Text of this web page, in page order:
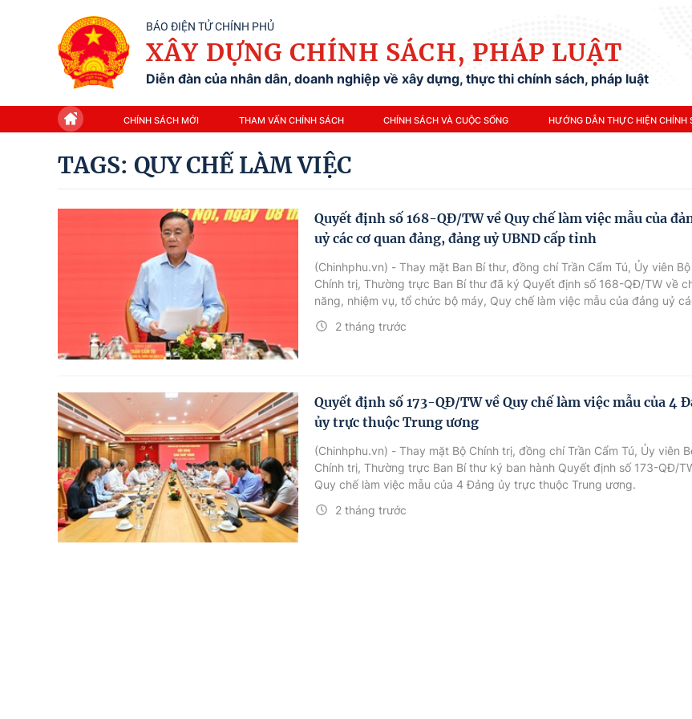
BÁO ĐIỆN TỬ CHÍNH PHỦ
XÂY DỰNG CHÍNH SÁCH, PHÁP LUẬT
Diễn đàn của nhân dân, doanh nghiệp về xây dựng, thực thi chính sách, pháp luật
CHÍNH SÁCH MỚI THAM VẤN CHÍNH SÁCH CHÍNH SÁCH VÀ CUỘC SỐNG HƯỚNG DẪN THỰC HIỆN CHÍNH
TAGS: QUY CHẾ LÀM VIỆC
Quyết định số 168-QĐ/TW về Quy chế làm việc mẫu của
uỷ các cơ quan đảng, đảng uỷ UBND cấp tỉnh
2 tháng trước
(Chinhphu.vn) - Thay mặt Ban Bí thư, đồng chí Trần Cẩm Tú, Ủy viên Bộ
Chính trị, Thường trực Ban Bí thư đã ký Quyết định số 168-QĐ/TW về
năng, nhiệm vụ, tổ chức bộ máy, Quy chế làm việc mẫu của đảng uỷ
quan đảng, đảng uỷ UBND cấp tỉnh.
Quyết định số 173-QĐ/TW về Quy chế làm việc mẫu của 4
ủy trực thuộc Trung ương
2 tháng trước
(Chinhphu.vn) - Thay mặt Bộ Chính trị, đồng chí Trần Cẩm Tú, Ủy viên
Chính trị, Thường trực Ban Bí thư ký ban hành Quyết định số 173-QĐ/
Quy chế làm việc mẫu của 4 Đảng ủy trực thuộc Trung ương.